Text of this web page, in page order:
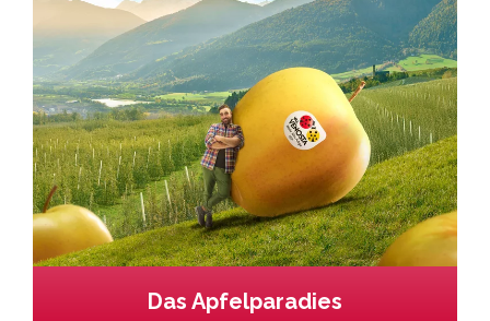
Das Apfelparadies